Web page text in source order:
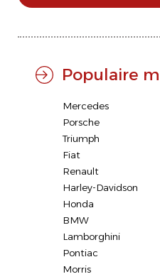
Populaire
Mercedes
Porsche
Triumph
Fiat
Renault
Harley-Davidson
Honda
BMW
Lamborghini
Pontiac
Morris